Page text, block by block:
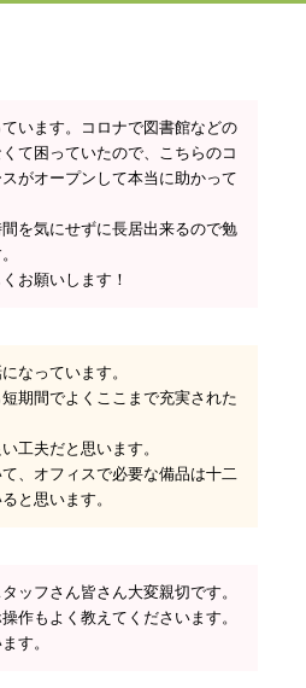
います。コロナで図書館などの
て困っていたので、こちらのコ
がオープンして本当に助かって
を気にせずに長居出来るので勉
お願いします！
なっています。
期間でよくここまで充実された
工夫だと思います。
、オフィスで必要な備品は十二
と思います。
ッフさん皆さん大変親切です。
作もよく教えてくださいます。
す。